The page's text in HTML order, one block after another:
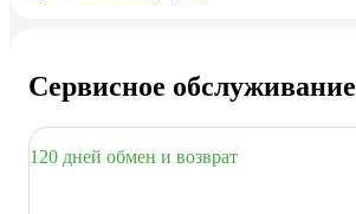
Сервисное обслуживание
120 дней обмен и возврат